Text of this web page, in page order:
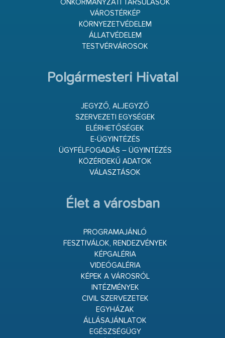
ÖNKORMÁNYZATI TÁRSULÁSOK
VÁROSTÉRKÉP
KÖRNYEZETVÉDELEM
ÁLLATVÉDELEM
TESTVÉRVÁROSOK
Polgármesteri Hivatal
JEGYZŐ, ALJEGYZŐ
SZERVEZETI EGYSÉGEK
ELÉRHETŐSÉGEK
E-ÜGYINTÉZÉS
ÜGYFÉLFOGADÁS – ÜGYINTÉZÉS
KÖZÉRDEKŰ ADATOK
VÁLASZTÁSOK
Élet a városban
PROGRAMAJÁNLÓ
FESZTIVÁLOK, RENDEZVÉNYEK
KÉPGALÉRIA
VIDEÓGALÉRIA
KÉPEK A VÁROSRÓL
INTÉZMÉNYEK
CIVIL SZERVEZETEK
EGYHÁZAK
ÁLLÁSAJÁNLATOK
EGÉSZSÉGÜGY